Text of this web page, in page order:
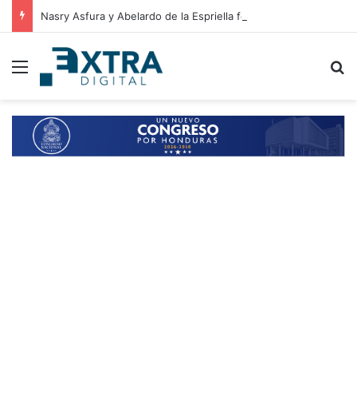
Menu